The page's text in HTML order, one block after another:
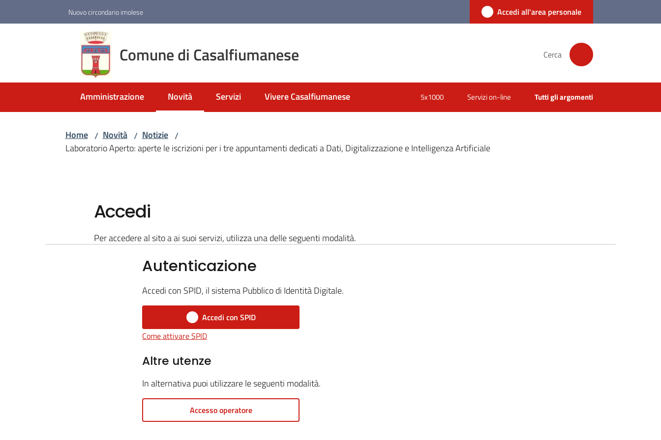
Nuovo circondario imolese Accedi all'area personale
Comune di Casalfiumanese Cerca
Amministrazione Novità
Menu selezionato
Servizi Vivere Casalfiumanese 5x1000 Servizi on-line Tutti gli argomenti
Home / Novità / Notizie /
Laboratorio Aperto: aperte le iscrizioni per i tre appuntamenti dedicati a Dati, Digitalizzazione e Intelligenza Artificiale
Accedi
Per accedere al sito a ai suoi servizi, utilizza una delle seguenti modalità.
Autenticazione
Accedi con SPID, il sistema Pubblico di Identità Digitale.
Accedi con SPID
Come attivare SPID
Altre utenze
In alternativa puoi utilizzare le seguenti modalità.
Accesso operatore